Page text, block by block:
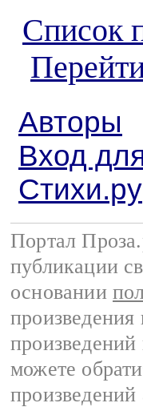
Список
Авторы
Вход
Стихи.ру
Портал
публикации
основании
произведений
можете